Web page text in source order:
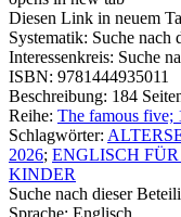
Diesen Link in neuem
Systematik: Suche nach
Interessenkreis: Suche
ISBN: 9781444935011
Beschreibung: 184
Reihe: The famous five;
Schlagwörter:
2026; ENGLISCH
KINDER
Suche nach dieser